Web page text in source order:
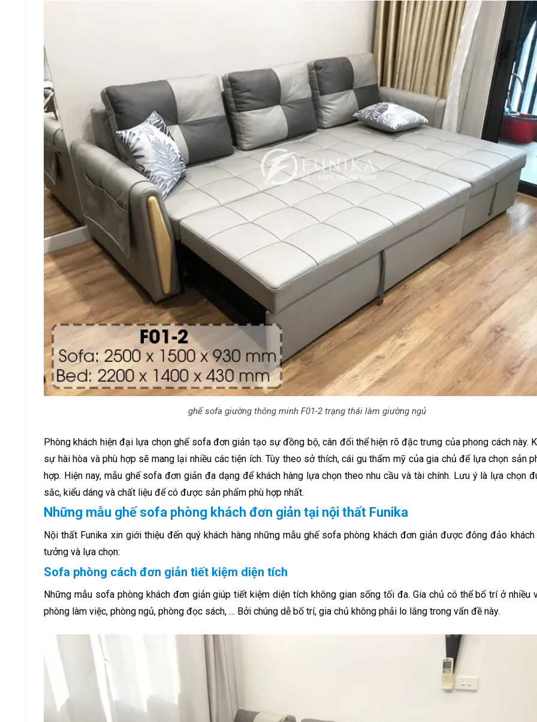
ghế sofa giường thông minh F01-2 trạng thái làm giường ngủ
Phòng khách hiện đại lựa chọn ghế sofa đơn giản tạo sự đồng bộ, cân đối thể hiện rõ đặc trưng của phong cách này.
sự hài hòa và phù hợp sẽ mang lại nhiều các tiện ích. Tùy theo sở thích, cái gu thẩm mỹ của gia chủ để lựa chọn sản
hợp. Hiện nay, mẫu ghế sofa đơn giản đa dạng để khách hàng lựa chọn theo nhu cầu và tài chính. Lưu ý là lựa chọn
sắc, kiểu dáng và chất liệu để có được sản phẩm phù hợp nhất.
Những mẫu ghế sofa phòng khách đơn giản tại nội thất Funika
Nội thất Funika xin giới thiệu đến quý khách hàng những mẫu ghế sofa phòng khách đơn giản được đông đảo khách
tưởng và lựa chọn:
Sofa phòng cách đơn giản tiết kiệm diện tích
Những mẫu sofa phòng khách đơn giản giúp tiết kiệm diện tích không gian sống tối đa. Gia chủ có thể bố trí ở nhiều
phòng làm việc, phòng ngủ, phòng đọc sách, … Bởi chúng dễ bố trí, gia chủ không phải lo lắng trong vấn đề này.